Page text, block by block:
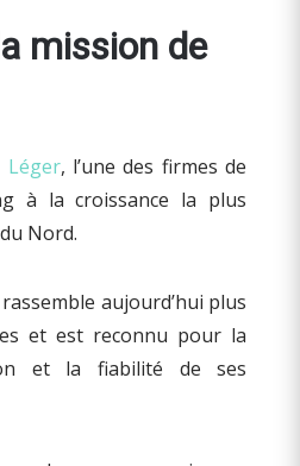
mission de
Léger, l’une des firmes de
à la croissance la plus
Nord.
aujourd’hui plus
et est reconnu pour la
et la fiabilité de ses